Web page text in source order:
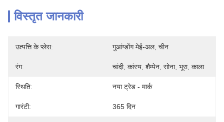
विस्तृत जानकारी
उत्पत्ति के प्लेस: गुआंग्डोंग मेई-अल, चीन
रंग: चांदी, कांस्य, शैम्पेन, सोना, भूरा, काला
स्थिति: नया ट्रेड - मार्क
गारंटी: 365 दिन